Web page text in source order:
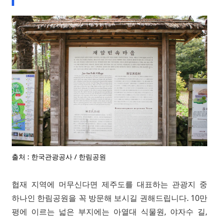
출처 : 한국관광공사 / 한림공원
협재 지역에 머무신다면 제주도를 대표하는 관광지 중
하나인 한림공원을 꼭 방문해 보시길 권해드립니다. 10만
평에 이르는 넓은 부지에는 아열대 식물원, 야자수 길,